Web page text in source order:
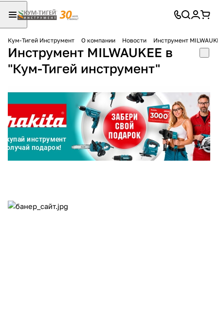
Кум-Тигей Инструмент О компании Новости Инструмент
Инструмент MILWAUKEE в
"Кум-Тигей инструмент"
Для клиентов всех банков
Разбейте
оплатуна части
без переплат
График платежей